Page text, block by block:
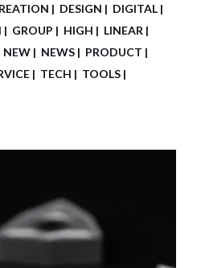
DESIGN
DIGITAL
GROUP HIGH
LINEAR
NEW NEWS
PRODUCT
TECH
TOOLS